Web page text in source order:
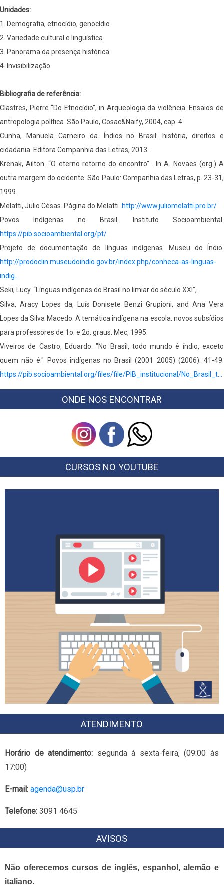
Unidades:
1. Demografia, etnocídio, genocídio
2. Variedade cultural e linguística
3. Panorama da presença histórica
4. Invisibilização
Bibliografia de referência:
Clastres, Pierre “Do Etnocídio”, in Arqueologia da violência. Ensaios de
antropologia política. São Paulo, Cosac&Naify, 2004, cap. 4
Cunha, Manuela Carneiro da. Índios no Brasil: história, direitos e
cidadania. Editora Companhia das Letras, 2013.
Krenak, Ailton. “O eterno retorno do encontro” . In A. Novaes (org.) A
outra margem do ocidente. São Paulo: Companhia das Letras, p. 23-31,
1999.
Melatti, Julio Césas. Página do Melatti. http://www.juliomelatti.pro.br/
Povos Indígenas no Brasil. Instituto Socioambiental.
https://pib.socioambiental.org/pt/
Projeto de documentação de línguas indígenas. Museu do Índio.
http://prodoclin.museudoindio.gov.br/index.php/conheca-as-linguas-
indig…
Seki, Lucy. “Línguas indígenas do Brasil no limiar do século XXI”,
Silva, Aracy Lopes da, Luís Donisete Benzi Grupioni, and Ana Vera
Lopes da Silva Macedo. A temática indígena na escola: novos subsídios
para professores de 1o. e 2o. graus. Mec, 1995.
Viveiros de Castro, Eduardo. "No Brasil, todo mundo é índio, exceto
quem não é." Povos indígenas no Brasil (2001 2005) (2006): 41-49.
https://pib.socioambiental.org/files/file/PIB_institucional/No_Brasil_t…
ONDE NOS ENCONTRAR
CURSOS NO YOUTUBE
ATENDIMENTO
Horário de atendimento: segunda à sexta-feira, (09:00 às
17:00)
E-mail: agenda@usp.br
Telefone: 3091 4645
AVISOS
Não oferecemos cursos de inglês, espanhol, alemão e
italiano.